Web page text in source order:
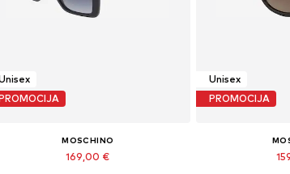
MOSCHINO
169,00 €
Unisex
PROMOCIJA